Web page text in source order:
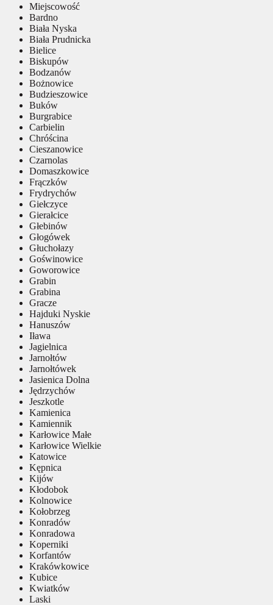
Miejscowość
Bardno
Biała Nyska
Biała Prudnicka
Bielice
Biskupów
Bodzanów
Bożnowice
Budzieszowice
Buków
Burgrabice
Carbielin
Chróścina
Cieszanowice
Czarnolas
Domaszkowice
Frączków
Frydrychów
Giełczyce
Gierałcice
Głebinów
Głogówek
Głuchołazy
Goświnowice
Goworowice
Grabin
Grabina
Gracze
Hajduki Nyskie
Hanuszów
Iława
Jagielnica
Jarnołtów
Jarnołtówek
Jasienica Dolna
Jędrzychów
Jeszkotle
Kamienica
Kamiennik
Karłowice Małe
Karłowice Wielkie
Katowice
Kępnica
Kijów
Kłodobok
Kolnowice
Kołobrzeg
Konradów
Konradowa
Koperniki
Korfantów
Krakówkowice
Kubice
Kwiatków
Laski